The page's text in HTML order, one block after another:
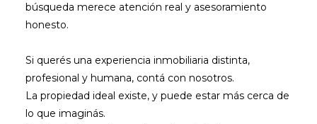
búsqueda merece atención real y asesoramiento
honesto.
Si querés una experiencia inmobiliaria distinta,
profesional y humana, contá con nosotros.
La propiedad ideal existe, y puede estar más cerca de
lo que imaginás.